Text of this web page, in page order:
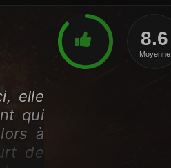
elle
qui
à
de
8.6
Moyenne